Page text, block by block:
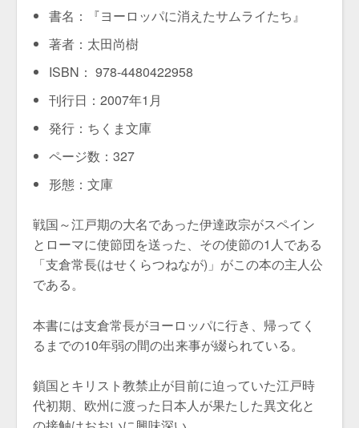
書名：『ヨーロッパに消えたサムライたち』
著者：太田尚樹
ISBN： 978-4480422958
刊行日：2007年1月
発行：ちくま文庫
ページ数：327
形態：文庫
戦国～江戸期の大名であった伊達政宗がスペイン
とローマに使節団を送った、その使節の1人である
「支倉常長(はせくらつねなが)」がこの本の主人公
である。
本書には支倉常長がヨーロッパに行き、帰ってく
るまでの10年弱の間の出来事が綴られている。
鎖国とキリスト教禁止が目前に迫っていた江戸時
代初期、欧州に渡った日本人が果たした異文化と